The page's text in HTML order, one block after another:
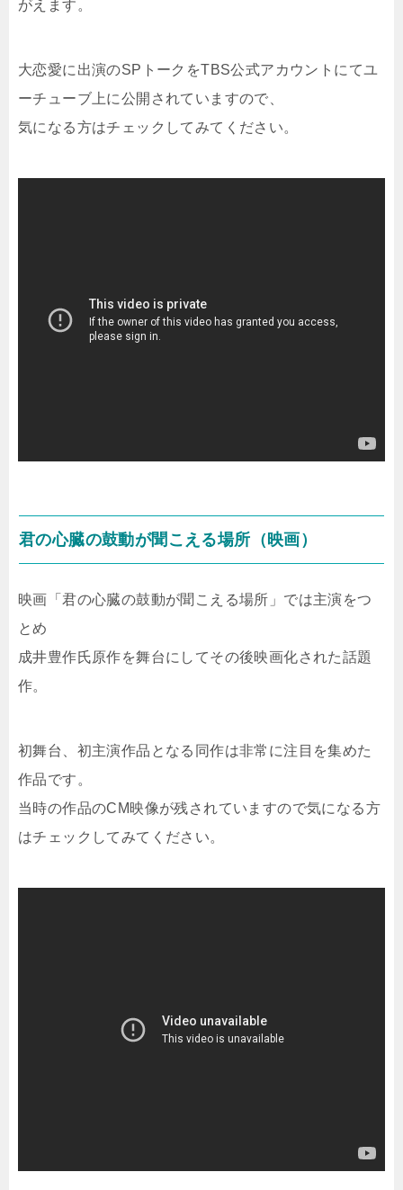
がえます。
大恋愛に出演のSPトークをTBS公式アカウントにてユ
ーチューブ上に公開されていますので、
気になる方はチェックしてみてください。
君の心臓の鼓動が聞こえる場所（映画）
映画「君の心臓の鼓動が聞こえる場所」では主演をつ
とめ
成井豊作氏原作を舞台にしてその後映画化された話題
作。
初舞台、初主演作品となる同作は非常に注目を集めた
作品です。
当時の作品のCM映像が残されていますので気になる方
はチェックしてみてください。